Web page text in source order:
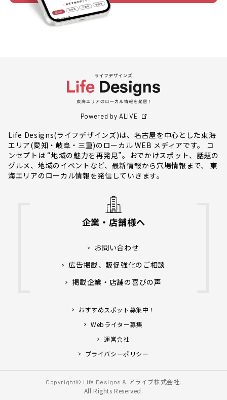
Powered by ALIVE
Life Designs(ライフデザインズ)は、名古屋を中心とした東海
エリア(愛知・岐阜・三重)のローカル WEB メディアです。 コ
ンセプトは “地域の魅力を再発見”。おでかけスポット、話題の
グルメ、地域のイベントなど、最新情報から穴場情報まで、 東
海エリアのローカル情報を発信していきます。
企業・店舗様へ
お問い合わせ
広告掲載、販促強化のご相談
掲載企業・店舗の喜びの声
おすすめスポット募集中！
Webライター募集
運営会社
プライバシーポリシー
Copyright© Life Designs & アライブ株式会社.
All Rights Reserved.